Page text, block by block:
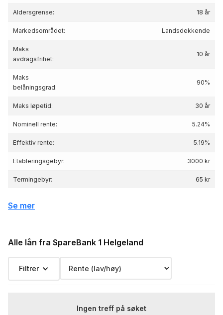
Aldersgrense: 18 år
Markedsområdet: Landsdekkende
Maks
avdragsfrihet:
10 år
Maks
belåningsgrad:
90%
Maks løpetid: 30 år
Nominell rente: 5.24%
Effektiv rente: 5.19%
Etableringsgebyr: 3000 kr
Termingebyr: 65 kr
Se mer
Alle lån fra SpareBank 1 Helgeland
Filtrer
Ingen treff på søket